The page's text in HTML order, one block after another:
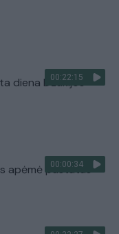
00:22:15
diena Dzūkijos
00:00:34
apėmė pastatus